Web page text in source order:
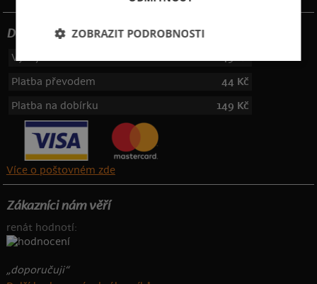
Dotujeme poštovné
Výdejní místa
Platba převodem
44 Kč
Platba na dobírku
149 Kč
Více o poštovném zde
Zákazníci nám věří
renát hodnotí:
„doporučuji“
ZOBRAZIT PODROBNOSTI